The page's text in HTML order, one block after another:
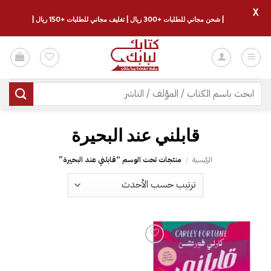
للمحتوى
البحث
عن:
الرئيسية / منتجات تحت الوسم “‎قابلني عند البحيرة‎”
إضافة
قائمة
| شحن مجاني للطلبات +300 ريال | تغليف مجاني للطلبات +150 ريال |
X